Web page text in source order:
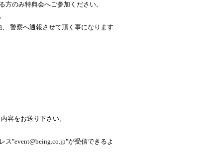
のみ特典会へご参加ください。
警察へ通報させて頂く事になります
容をお送り下さい。
"event@being.co.jp"が受信できるよ